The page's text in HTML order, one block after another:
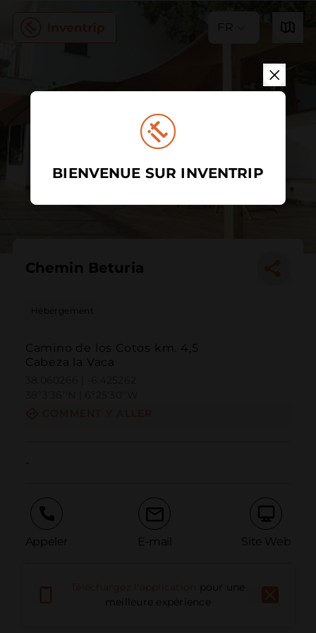
FR
Chemin Beturia
Hébergement
Camino de los Cotos km. 4,5
Cabeza la Vaca
Appeler E-mail Site Web
Signaler un problèmepour une
meilleure expérience
BIENVENUE SUR INVENTRIP